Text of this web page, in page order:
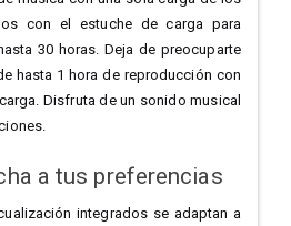
con el estuche de carga para
30 horas. Deja de preocuparte
hasta 1 hora de reproducción con
Disfruta de un sonido musical
a tus preferencias
integrados se adaptan a